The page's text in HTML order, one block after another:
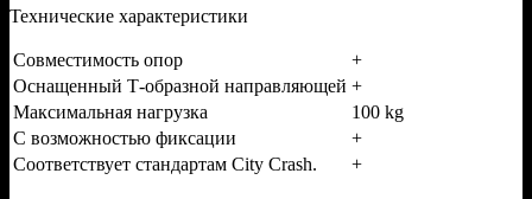
Технические характеристики
Совместимость опор
+
Оснащенный Т-образной направляющей +
Максимальная нагрузка
100 kg
С возможностью фиксации
+
Соответствует стандартам City Crash.
+